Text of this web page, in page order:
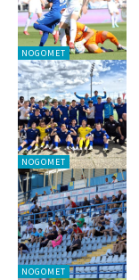
NOGOMET
NOGOMET
NOGOMET